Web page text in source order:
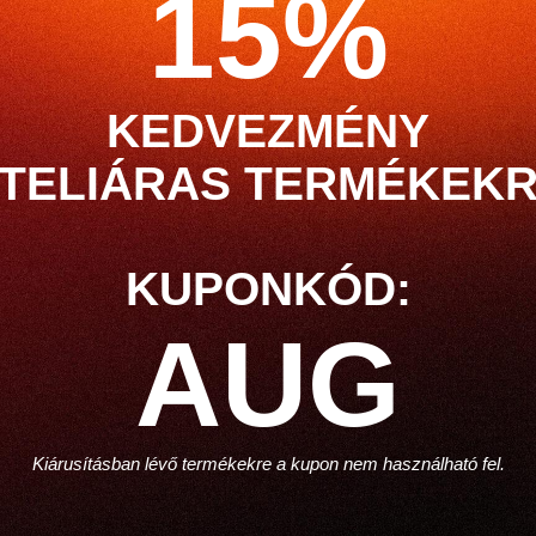
15%
KEDVEZMÉNY
KUPONKÓD:
AUG
Kiárusításban lévő termékekre a kupon nem használható fel.